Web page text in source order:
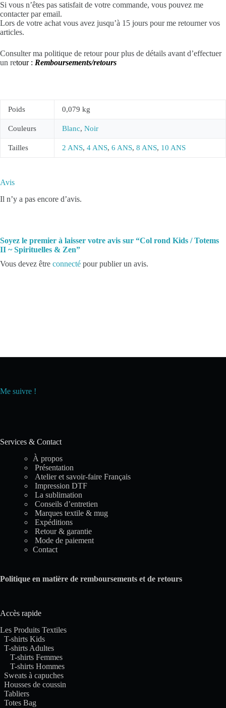
Si vous n’êtes pas satisfait de votre commande, vous pouvez me
contacter par email.
Lors de votre achat vous avez jusqu’à 15 jours pour me retourner vos
articles.
Consulter ma politique de retour pour plus de détails avant d’effectuer
un retour : Remboursements/retours
Poids 0,079 kg
Couleurs Blanc, Noir
Tailles 2 ANS, 4 ANS, 6 ANS, 8 ANS, 10 ANS
Avis
Il n’y a pas encore d’avis.
Soyez le premier à laisser votre avis sur “Col rond Kids / Totems
II ~ Spirituelles & Zen”
Vous devez être connecté pour publier un avis.
Me suivre !
Services & Contact
À propos
Présentation
Atelier et savoir-faire Français
Impression DTF
La sublimation
Conseils d’entretien
Marques textile & mug
Expéditions
Retour & garantie
Mode de paiement
Contact
Politique en matière de remboursements et de retours
Accès rapide
Les Produits Textiles
T-shirts Kids
T-shirts Adultes
T-shirts Femmes
T-shirts Hommes
Sweats à capuches
Housses de coussin
Tabliers
Totes Bag